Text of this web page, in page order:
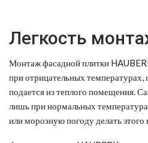
Легкость
Монтаж фасадной плитки
при отрицательных температурах,
подается из теплого помещения.
лишь при нормальных
или морозную погоду делать этого